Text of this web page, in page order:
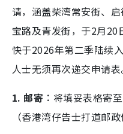
请，涵盖柴湾常安街、
宝路及青发街，于2月20
快于2026年第二季陆续
人士无须再次递交申请表
1. 邮寄︰ 将填妥表格寄
（香港湾仔告士打道邮